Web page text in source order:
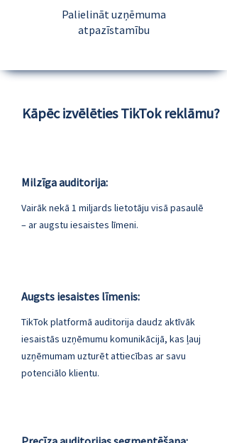
Palielināt uzņēmuma
atpazīstamību
Kāpēc izvēlēties TikTok reklāmu?
Milzīga auditorija:
Vairāk nekā 1 miljards lietotāju visā pasaulē
– ar augstu iesaistes līmeni.
Augsts iesaistes līmenis:
TikTok platformā auditorija daudz aktīvāk
iesaistās uzņēmumu komunikācijā, kas ļauj
uzņēmumam uzturēt attiecības ar savu
potenciālo klientu.